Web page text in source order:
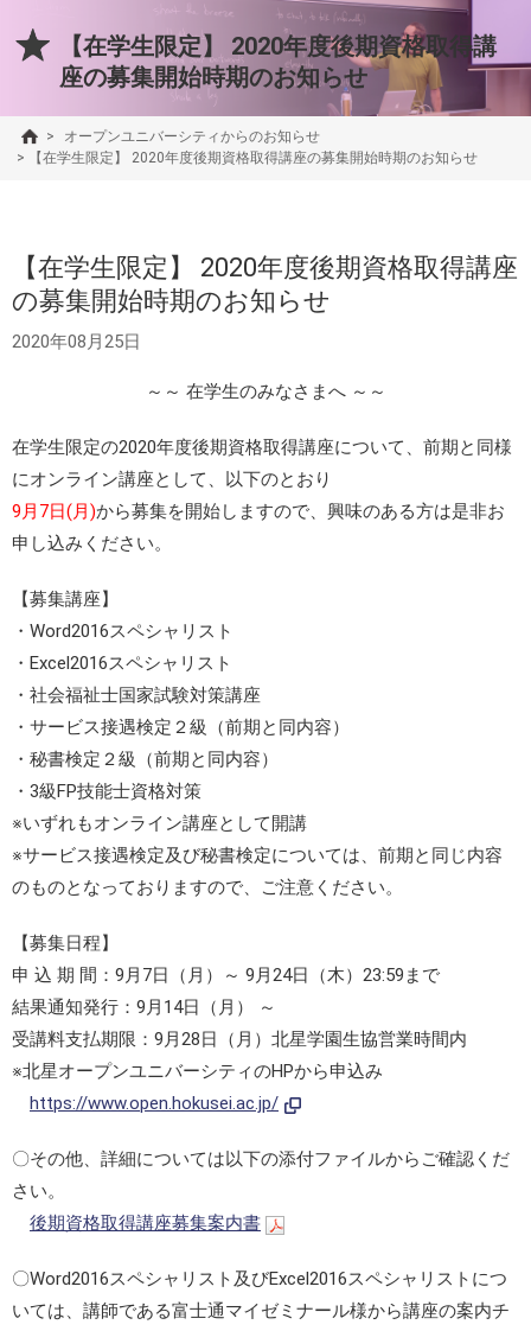
【在学生限定】 2020年度後期資格取得講
座の募集開始時期のお知らせ
>
オープンユニバーシティからのお知らせ
>
【在学生限定】 2020年度後期資格取得講座の募集開始時期のお知らせ
【在学生限定】 2020年度後期資格取得講座
の募集開始時期のお知らせ
2020年08月25日
～～ 在学生のみなさまへ ～～
在学生限定の2020年度後期資格取得講座について、前期と同様
にオンライン講座として、以下のとおり
9月7日(月)から募集を開始しますので、興味のある方は是非お
申し込みください。
【募集講座】
・Word2016スペシャリスト
・Excel2016スペシャリスト
・社会福祉士国家試験対策講座
・サービス接遇検定２級（前期と同内容）
・秘書検定２級（前期と同内容）
・3級FP技能士資格対策
※いずれもオンライン講座として開講
※サービス接遇検定及び秘書検定については、前期と同じ内容
のものとなっておりますので、ご注意ください。
【募集日程】
申 込 期 間：9月7日（月）～ 9月24日（木）23:59まで
結果通知発行：9月14日（月） ～
受講料支払期限：9月28日（月）北星学園生協営業時間内
※北星オープンユニバーシティのHPから申込み
https://www.open.hokusei.ac.jp/
〇その他、詳細については以下の添付ファイルからご確認くだ
さい。
後期資格取得講座募集案内書
〇Word2016スペシャリスト及びExcel2016スペシャリストにつ
いては、講師である富士通マイゼミナール様から講座の案内チ